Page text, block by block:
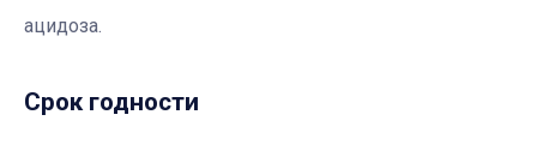
ацидоза.
Срок годности